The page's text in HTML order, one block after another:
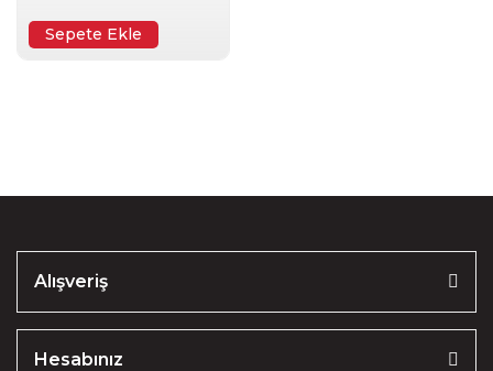
Sepete Ekle
Alışveriş
Hesabınız